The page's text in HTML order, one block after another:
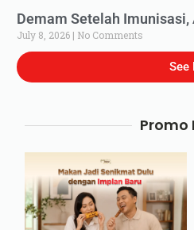
Demam Setelah Imunisasi,
July 8, 2026 No Comments
See
Promo